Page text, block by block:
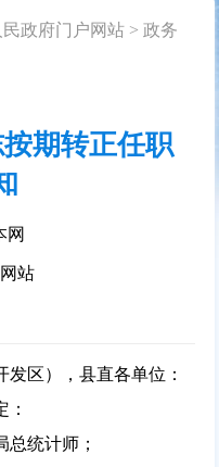
政府门户网站 >政务
期转正任职
网
站
区），县直各单位：
统计师；